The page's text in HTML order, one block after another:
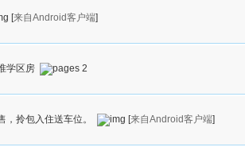
[来自Android客户端]
学区房 2
拎包入住送车位。 [来自Android客户端]